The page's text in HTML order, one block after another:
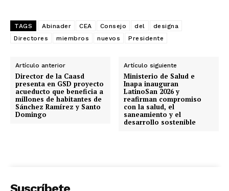
TAGS Abinader CEA Consejo del
designa
Directores
miembros nuevos Presidente
Artículo anterior
Director de la Caasd
presenta en GSD proyecto
acueducto que beneficia a
millones de habitantes de
Sánchez Ramírez y Santo
Domingo
Artículo siguiente
Ministerio de Salud e
Inapa inauguran
LatinoSan 2026 y
reafirman compromiso
con la salud, el
saneamiento y el
desarrollo sostenible